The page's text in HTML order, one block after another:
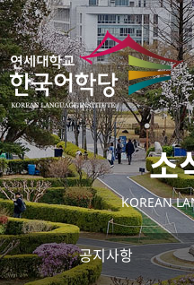
소
KOREAN
공지사항